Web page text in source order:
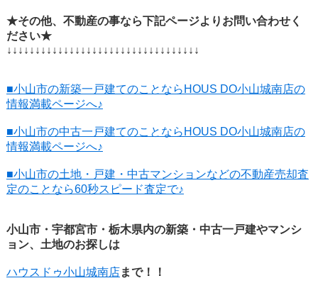
★その他、不動産の事なら下記ページよりお問い合わせく
ださい★
↓↓↓↓↓↓↓↓↓↓↓↓↓↓↓↓↓↓↓↓↓↓↓↓↓↓↓↓↓↓↓↓↓↓
■小山市の新築一戸建てのことならHOUS DO小山城南店の
情報満載ページへ♪
■小山市の中古一戸建てのことならHOUS DO小山城南店の
情報満載ページへ♪
■小山市の土地・戸建・中古マンションなどの不動産売却査
定のことなら60秒スピード査定で♪
小山市・宇都宮市・栃木県内の新築・中古一戸建やマンシ
ョン、土地のお探しは
ハウスドゥ小山城南店まで！！